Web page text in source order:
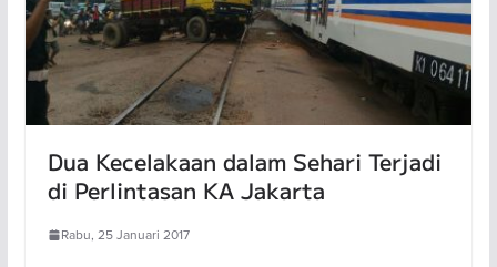
Dua Kecelakaan dalam Sehari Terjadi
di Perlintasan KA Jakarta
Rabu, 25 Januari 2017